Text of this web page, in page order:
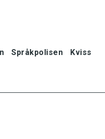
Språkpolisen Kviss